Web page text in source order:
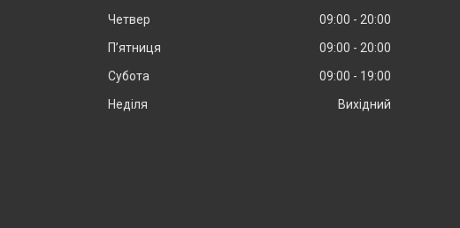
Четвер
09:00
20:00
Пʼятниця
09:00
20:00
Субота
09:00
19:00
Неділя
Вихідний